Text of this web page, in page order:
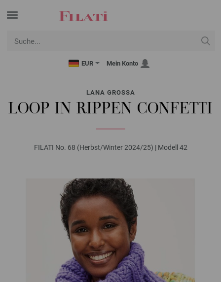
EUR Mein Konto
LANA GROSSA
LOOP IN RIPPEN CONFETTI
FILATI No. 68 (Herbst/Winter 2024/25) | Modell 42